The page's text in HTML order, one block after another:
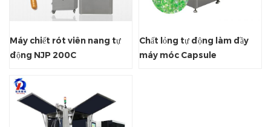
Máy chiết rót viên nang tự
động NJP 200C
Chất lỏng tự động làm đầy
máy móc Capsule